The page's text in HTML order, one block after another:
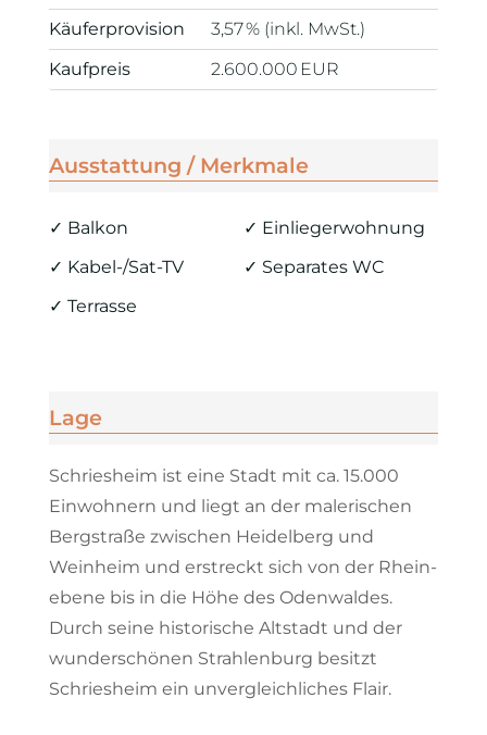
Käufer­provision
3,57 % (inkl. MwSt.)
Kaufpreis
2.600.000 EUR
Ausstattung / Merkmale
✓ Balkon
✓ Einliegerwohnung
✓ Kabel-/Sat-TV
✓ Separates WC
✓ Terrasse
Lage
Schriesheim ist eine Stadt mit ca. 15.000
Einwohnern und liegt an der malerischen
Bergstraße zwischen Heidelberg und
Weinheim und erstreckt sich von der Rhein­
ebene bis in die Höhe des Odenwaldes.
Durch seine historische Altstadt und der
wunderschönen Strahlenburg besitzt
Schriesheim ein unvergleichliches Flair.